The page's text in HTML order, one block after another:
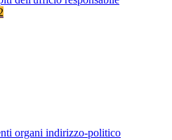
organi indirizzo-politico